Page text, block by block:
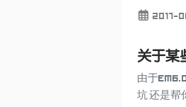
2017-
关于某
由于
坑 还是帮